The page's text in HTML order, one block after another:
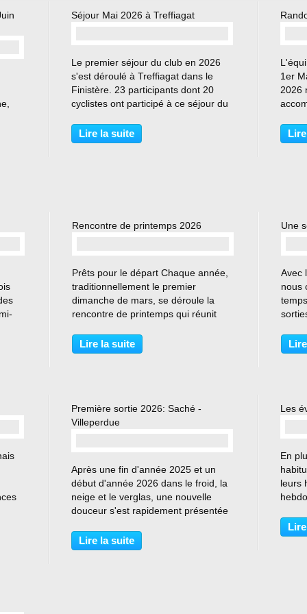
Séjour Mai 2026 à Treffiagat
Le premier séjour du club en 2026
s'est déroulé à Treffiagat dans le
Finistère. 23 participants dont 20
cyclistes ont participé à ce séjour du
les différentes randonnées
cyclotouristiques parcourues lors de
Lire la suite
1er
2026
salle
pour
Rencontre de printemps 2026
Prêts pour le départ Chaque année,
traditionnellement le premier
dimanche de mars, se déroule la
rencontre de printemps qui réunit
En 2026, ce fut au tour des Cyclo-
Randonneurs Ballanais d'organiser
Lire la suite
Une
Avec
nous
Première sortie 2026: Saché -
Villeperdue
Après une fin d'année 2025 et un
début d'année 2026 dans le froid, la
neige et le verglas, une nouvelle
douceur s'est rapidement présentée
Difficile donc, pour ne pas dire
impossible, de résister à une
Lire la suite
Les
En
leurs